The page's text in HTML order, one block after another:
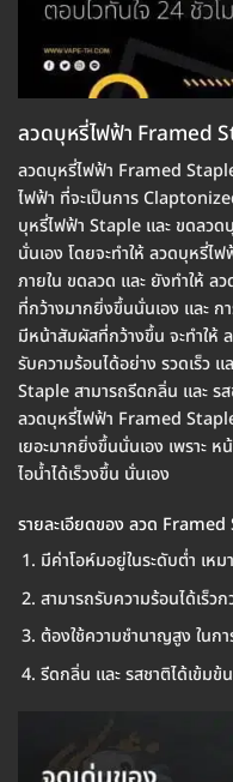
ลวดบุหรี่ไฟฟ้า Framed
ลวดบุหรี่ไฟฟ้า Framed
ไฟฟ้า ที่จะเป็นการ
บุหรี่ไฟฟ้า Staple และ ขดลวด
นั่นเอง โดยจะทำให้ ลวดบุหรี่ไ
ภายใน ขดลวด และ ยังทำให้
ที่กว้างมากยิ่งขึ้นนั่นเอง และ
มีหน้าสัมผัสที่กว้างขึ้น จะทำให้
รับความร้อนได้อย่าง รวดเร็ว
Staple สามารถรีดกลิ่น และ ร
ลวดบุหรี่ไฟฟ้า Framed
เยอะมากยิ่งขึ้นนั่นเอง เพราะ
ไอน้ำได้เร็วงขึ้น นั่นเอง
รายละเอียดของ ลวด
มีค่าโอห์มอยู่ในระดับต่ำ เห
สามารถรับความร้อนได้เร็ว
ต้องใช้ความชำนาญสูง ในก
รีดกลิ่น และ รสชาติได้เข้มข้